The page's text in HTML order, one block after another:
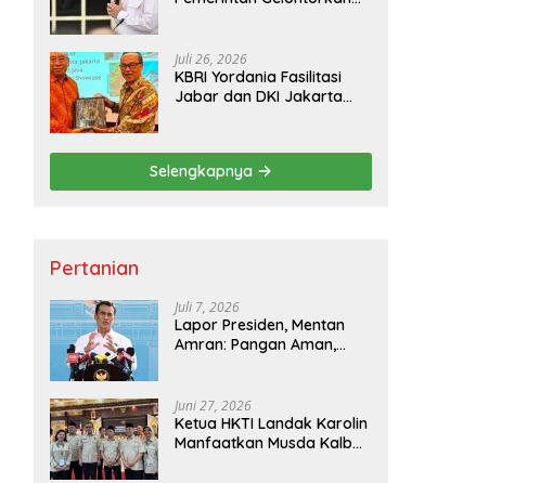
Juli 26, 2026
KBRI Yordania Fasilitasi
Jabar dan DKI Jakarta
Internasional
Selengkapnya
Pertanian
Juli 7, 2026
Lapor Presiden, Mentan
Amran: Pangan Aman,
Juni 27, 2026
Ketua HKTI Landak Karolin
Manfaatkan Musda Kalbar